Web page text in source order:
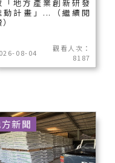
「地方產業創新研發
動計畫」...（繼續閱
08-04
觀看人次：
8187
新聞